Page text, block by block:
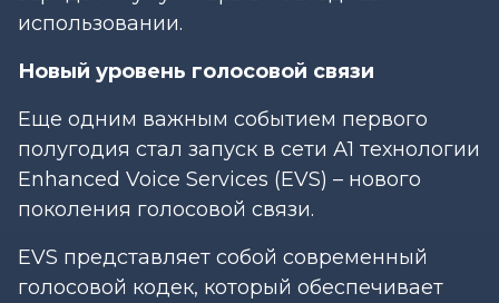
использовании.
Новый уровень голосовой связи
Еще одним важным событием первого
полугодия стал запуск в сети А1 технологии
Enhanced Voice Services (EVS) – нового
поколения голосовой связи.
EVS представляет собой современный
голосовой кодек, который обеспечивает